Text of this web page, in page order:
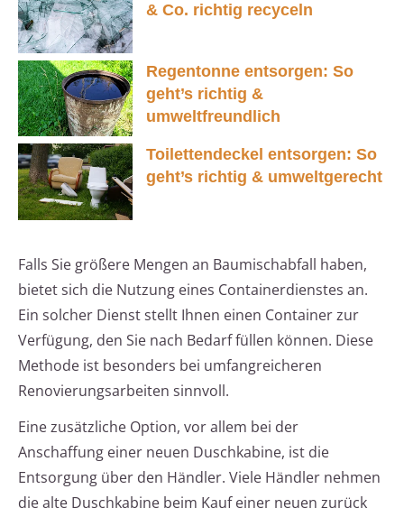
& Co. richtig recyceln
Regentonne entsorgen: So
geht’s richtig &
umweltfreundlich
Toilettendeckel entsorgen: So
geht’s richtig & umweltgerecht
Falls Sie größere Mengen an Baumischabfall haben,
bietet sich die Nutzung eines Containerdienstes an.
Ein solcher Dienst stellt Ihnen einen Container zur
Verfügung, den Sie nach Bedarf füllen können. Diese
Methode ist besonders bei umfangreicheren
Renovierungsarbeiten sinnvoll.
Eine zusätzliche Option, vor allem bei der
Anschaffung einer neuen Duschkabine, ist die
Entsorgung über den Händler. Viele Händler nehmen
die alte Duschkabine beim Kauf einer neuen zurück